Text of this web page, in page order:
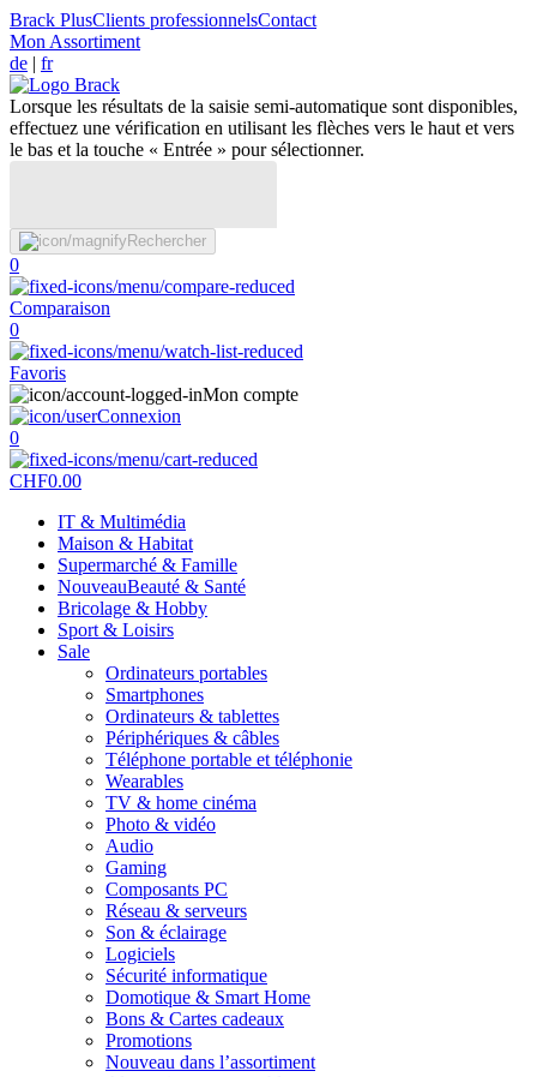
Brack PlusClients professionnelsContact
Mon Assortiment
de | fr
Lorsque les résultats de la saisie semi-automatique sont disponibles,
effectuez une vérification en utilisant les flèches vers le haut et vers
le bas et la touche « Entrée » pour sélectionner.
Rechercher
0
Comparaison
0
Favoris
Mon compte
Connexion
0
CHF0.00
IT & Multimédia
Maison & Habitat
Supermarché & Famille
NouveauBeauté & Santé
Bricolage & Hobby
Sport & Loisirs
Sale
Ordinateurs portables
Smartphones
Ordinateurs & tablettes
Périphériques & câbles
Téléphone portable et téléphonie
Wearables
TV & home cinéma
Photo & vidéo
Audio
Gaming
Composants PC
Réseau & serveurs
Son & éclairage
Logiciels
Sécurité informatique
Domotique & Smart Home
Bons & Cartes cadeaux
Promotions
Nouveau dans l’assortiment